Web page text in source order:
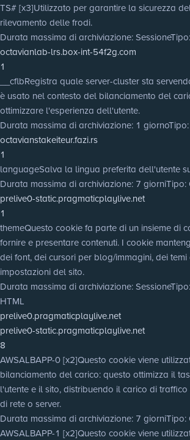
TS# [x3]Utilizzato per garantire la sicurezza
rilevamento delle frodi.
Durata massima di archiviazione: SessioneTipo
octavianlab-lrs.box-int-54f2g.com
1
__cflbRegistra quale server-cluster sta
è usato nel contesto del bilanciamento del
ottimizzare l'esperienza dell'utente.
Durata massima di archiviazione: 1 giornoTipo
octavianstakeiteur.fazi.rs
1
languageSalva la lingua preferita dell'utente
Durata massima di archiviazione: 7 giorniTipo:
prelive0-static.pragmaticplaylive.net
1
themeQuesto cookie fa parte di un insieme di
fornire e presentare contenuti. I cookie
dei font, dei cursori per blog/immagini, dei
impostazioni del sito.
Durata massima di archiviazione: SessioneTipo
HTML
prelive0.pragmaticplaylive.net
prelive0-static.pragmaticplaylive.net
8
AWSALBAPP-0 [x2]Questo cookie viene
bilanciamento del carico: questo ottimizza il
l'utente e il sito, distribuendo il carico di
di rete o server.
Durata massima di archiviazione: 7 giorniTipo:
AWSALBAPP-1 [x2]Questo cookie viene